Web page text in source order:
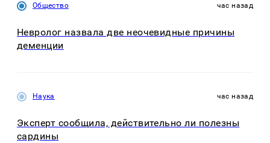
Общество час назад
Невролог назвала две неочевидные причины
деменции
Наука час назад
Эксперт сообщила, действительно ли полезны
сардины